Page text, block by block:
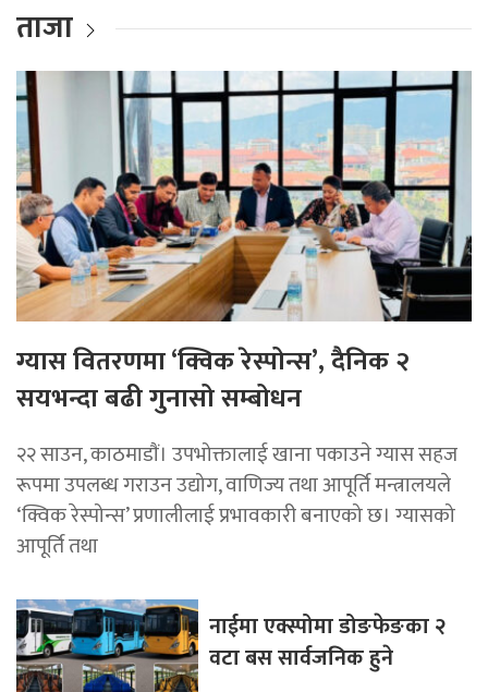
ताजा
ग्यास वितरणमा ‘क्विक रेस्पोन्स’, दैनिक २
सयभन्दा बढी गुनासो सम्बोधन
२२ साउन, काठमाडाैं। उपभोक्तालाई खाना पकाउने ग्यास सहज
रूपमा उपलब्ध गराउन उद्योग, वाणिज्य तथा आपूर्ति मन्त्रालयले
‘क्विक रेस्पोन्स’ प्रणालीलाई प्रभावकारी बनाएको छ। ग्यासको
आपूर्ति तथा
नाईमा एक्स्पोमा डोङफेङका २
वटा बस सार्वजनिक हुने